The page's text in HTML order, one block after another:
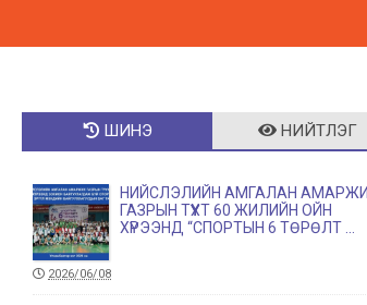
ШИНЭ НИЙТЛЭГ
НИЙСЛЭЛИЙН АМГАЛАН
ГАЗРЫН ТҮҮХТ 60 ЖИЛИЙН ОЙН
ХҮРЭЭНД “СПОРТЫН 6 ТӨРӨЛТ ...
2026/06/08